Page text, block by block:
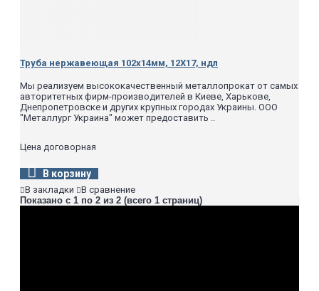
Труба нержавеющая 102х14мм, 12Х17, ндл
Мы реализуем высококачественный металлопрокат от самых
авторитетных фирм-производителей в Киеве, Харькове,
Днепропетровске и других крупных городах Украины. ООО
"Металлург Украина" может предоставить ..
Цена договорная
В корзину
В закладки
В сравнение
Показано с 1 по 2 из 2 (всего 1 страниц)